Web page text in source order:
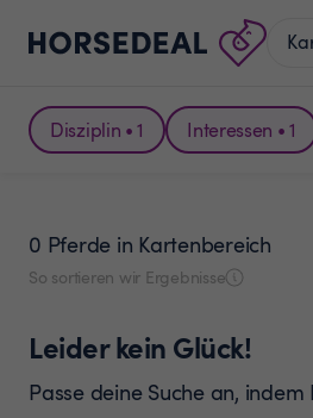
Disziplin • 1 Interessen • 1
0 Pferde in Kartenbereich
So sortieren wir Ergebnisse
Leider kein Glück!
Passe deine Suche an,